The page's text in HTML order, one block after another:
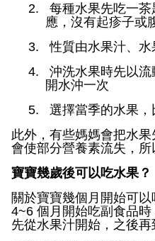
2.
每種水果先吃一
應，沒有起疹子或
3.
性質由水果汁、
4.
沖洗水果時先以
開水沖一次
5.
選擇當季的水果
此外，有些媽媽會把水
會使部分營養素流失，所
寶寶幾歲後可以吃水果？
關於寶寶幾個月開始可
4~6 個月開始吃副食品
先從水果汁開始，之後再